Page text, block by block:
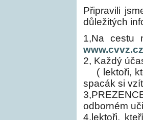
Připravili
důležitých
1,Na cestu
www.cvvz.cz
2, Každý
( lektoři,
spacák si
odborném
4,lektoři,